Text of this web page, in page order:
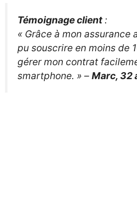
Témoignage client:
« Grâce à mon assurance
pu souscrire en moins de
gérer mon contrat
smartphone. » – Marc, 32